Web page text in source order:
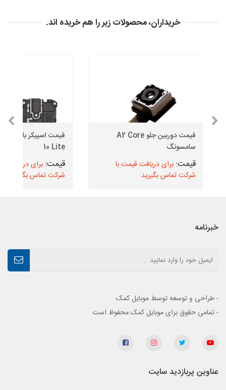
خریداران، محصولات زیر را هم خریده اند.
قیمت دوربین جلو A2 Core
سامسونگ
برای دریافت قیمت با
شرکت تماس بگیرید
10 Lite
برای دریافت
شرکت تماس بگیرید
خبرنامه
- طراحی و توسعه توسط موبایل کمک
- تمامی حقوق برای موبایل کمک محفوظ است
عناوین پربازدید سایت